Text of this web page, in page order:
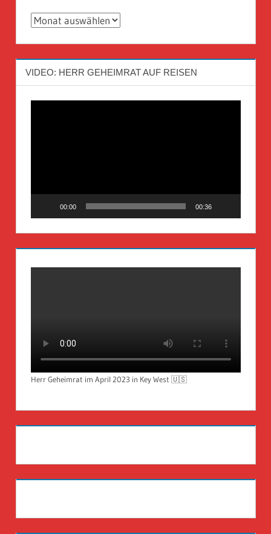
Archiv
VIDEO: HERR GEHEIMRAT AUF REISEN
00:00 00:36
Herr Geheimrat im April 2023 in Key West 🇺🇸